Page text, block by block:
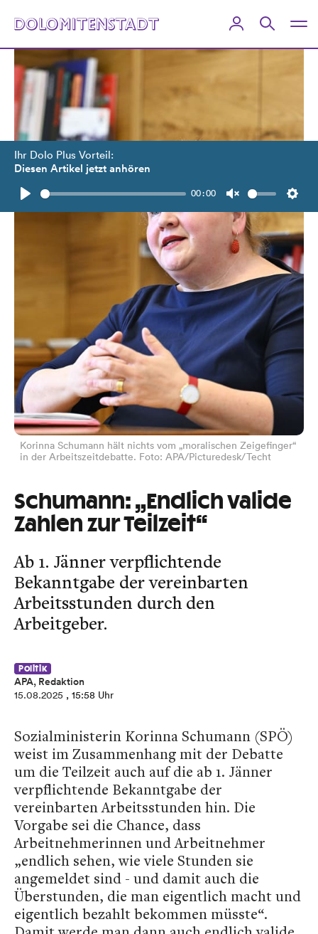
Ihr Dolo Plus Vorteil:
Diesen Artikel jetzt anhören
Play
00:00
Unmute
Korinna Schumann hält nichts vom „moralischen Zeigefinger“
in der Arbeitszeitdebatte. Foto: APA/Picturedesk/Techt
Schumann: „Endlich valide
Zahlen zur Teilzeit“
Ab 1. Jänner verpflichtende
Bekanntgabe der vereinbarten
Arbeitsstunden durch den
Arbeitgeber.
Politik
APA, Redaktion
15.08.2025 , 15:58 Uhr
Sozialministerin Korinna Schumann (SPÖ)
weist im Zusammenhang mit der Debatte
um die Teilzeit auch auf die ab 1. Jänner
verpflichtende Bekanntgabe der
vereinbarten Arbeitsstunden hin. Die
Vorgabe sei die Chance, dass
Arbeitnehmerinnen und Arbeitnehmer
„endlich sehen, wie viele Stunden sie
angemeldet sind - und damit auch die
Überstunden, die man eigentlich macht und
eigentlich bezahlt bekommen müsste“.